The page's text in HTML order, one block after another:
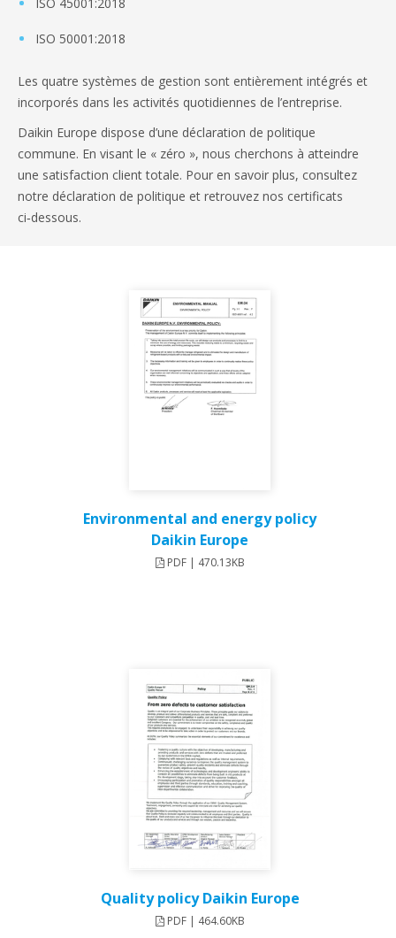
ISO 50001:2018
Les quatre systèmes de gestion sont entièrement intégrés et
incorporés dans les activités quotidiennes de l’entreprise.
Daikin Europe dispose d’une déclaration de politique
commune. En visant le « zéro », nous cherchons à atteindre
une satisfaction client totale. Pour en savoir plus, consultez
notre déclaration de politique et retrouvez nos certificats
ci‑dessous.
Environmental and energy policy
Daikin Europe
PDF | 470.13KB
Quality policy Daikin Europe
PDF | 464.60KB